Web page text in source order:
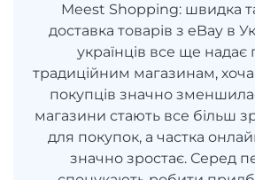
Meest Shopping: швидка
доставка товарів з eBay в
українців все ще надає
традиційним магазинам, хоча
покупців значно
магазини стають все більш
для покупок, а частка
значно зростає. Серед